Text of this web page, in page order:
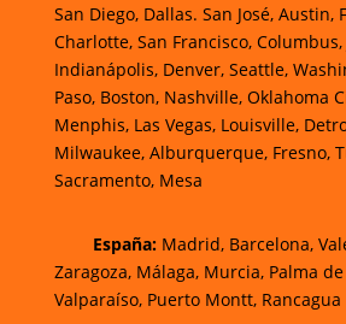
San Diego, Dallas. San José, Austin,
Charlotte, San Francisco, Columbus,
Indianápolis, Denver, Seattle,
Paso, Boston, Nashville, Oklahoma
Menphis, Las Vegas, Louisville,
Milwaukee, Alburquerque, Fresno,
Sacramento, Mesa
España: Madrid, Barcelona,
Zaragoza, Málaga, Murcia, Palma
Valparaíso, Puerto Montt, Rancagua